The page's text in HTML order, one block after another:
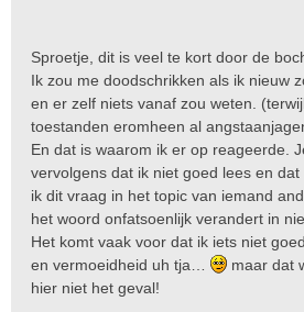
Sproetje, dit is veel te kort door de
Ik zou me doodschrikken als ik nieuw
en er zelf niets vanaf zou weten.
toestanden eromheen al
En dat is waarom ik er op reageerde.
vervolgens dat ik niet goed lees en
ik dit vraag in het topic van iemand
het woord onfatsoenlijk verandert in
Het komt vaak voor dat ik iets niet
en vermoeidheid uh tja…
maar dat
hier niet het geval!